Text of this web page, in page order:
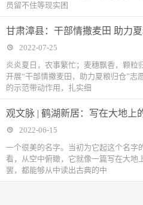
员留不住等现实困
甘肃漳县：干部情撒麦田 助力
2022-07-25
炎炎夏日，农事繁忙；麦穗飘香，颗粒
开展“干部情撒麦田，助力夏粮归仓”志
的示范带动作用，扎实细
观文脉 | 鹤湖新居：写在大地上
2022-06-15
一个很美的名字。当初为它起这个名字
看，从空中俯瞰，它就像一篇写在大地
罢，都能够从中读出古典的中